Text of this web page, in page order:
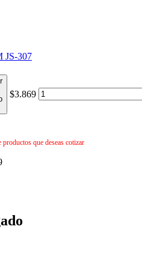
JS-307
$3.869
que deseas cotizar